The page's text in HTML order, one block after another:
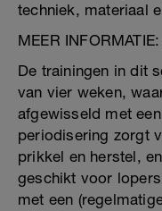
techniek, materiaal
MEER INFORMATIE:
De trainingen in dit
van vier weken,
afgewisseld met
periodisering zorgt
prikkel en herstel,
geschikt voor
met een